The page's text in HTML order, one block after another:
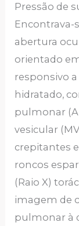
Pressão de
Encontrava-
abertura
orientado
responsivo
hidratado,
pulmonar
vesicular
crepitantes
roncos
(Raio X)
imagem de
pulmonar à